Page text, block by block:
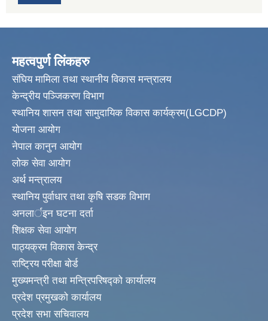
महत्वपुर्ण लिंकहरु
संघिय मामिला तथा स्थानीय विकास मन्त्रालय
केन्द्रीय पञ्जिकरण विभाग
स्थानिय शासन तथा सामुदायिक विकास कार्यक्रम(LGCDP)
योजना आयोग
नेपाल कानुन आयोग
लोक सेवा आयोग
अर्थ मन्त्रालय
स्थानिय पुर्वाधार तथा कृषि सडक विभाग
अनलार्इन घटना दर्ता
शिक्षक सेवा आयोग
पाठ्यक्रम विकास केन्द्र
राष्ट्रिय परीक्षा बोर्ड
मुख्यमन्त्री तथा मन्त्रिपरिषद्को कार्यालय
प्रदेश प्रमुखको कार्यालय
प्रदेश सभा सचिवालय